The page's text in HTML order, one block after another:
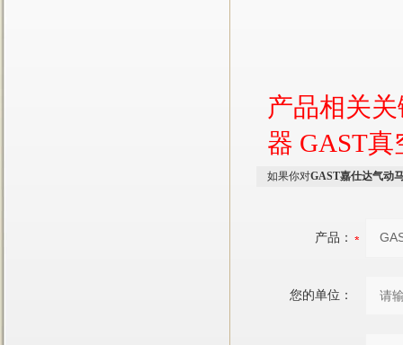
产品相关
器 GAST真
如果你对GAST嘉仕达气动
产品：
您的单位：